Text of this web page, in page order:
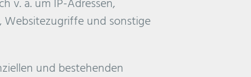
v. a. um IP-Adressen,
und sonstige
und bestehenden